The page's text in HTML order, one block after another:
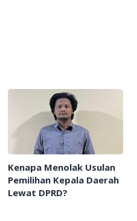
Kenapa Menolak Usulan
Pemilihan Kepala Daerah
Lewat DPRD?